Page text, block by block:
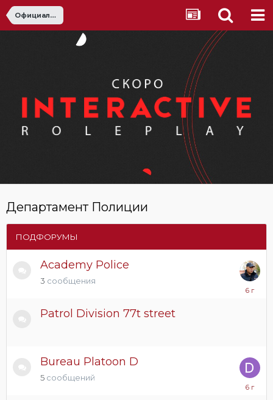
Официальные организации
Департамент Полиции
ПОДФОРУМЫ
Academy Police
3 сообщения
20
Patrol Division 77t street
Bureau Platoon D
5 сообщений
20